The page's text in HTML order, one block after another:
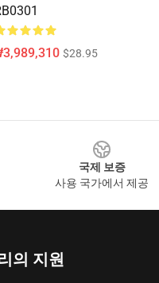
$28.95
국제 보증
사용 국가에서 제공
의 지원